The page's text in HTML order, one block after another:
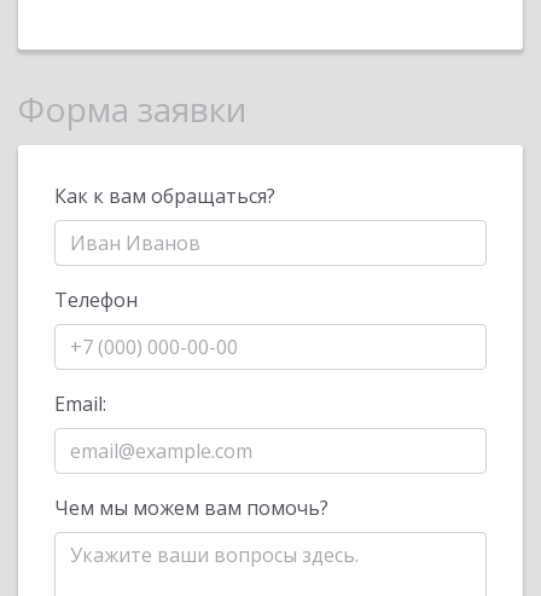
Форма заявки
Как к вам обращаться?
Телефон
Email:
Чем мы можем вам помочь?